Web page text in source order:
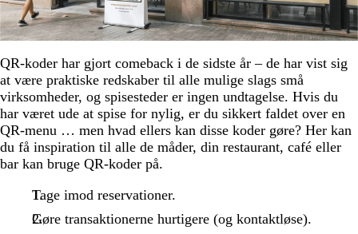
QR-koder har gjort comeback i de sidste år – de har vist sig
at være praktiske redskaber til alle mulige slags små
virksomheder, og spisesteder er ingen undtagelse. Hvis du
har været ude at spise for nylig, er du sikkert faldet over en
QR-menu … men hvad ellers kan disse koder gøre? Her kan
du få inspiration til alle de måder, din restaurant, café eller
bar kan bruge QR-koder på.
Tage imod reservationer.
Gøre transaktionerne hurtigere (og kontaktløse).